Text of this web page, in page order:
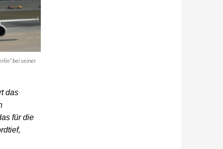
bei seiner
das
für die